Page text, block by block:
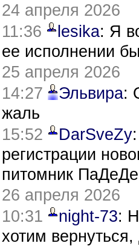
24 апреля 2026
11:36
lesika: Я
ее исполнении
25 апреля 2026
14:27
Эльвира:
жаль
15:52
DarSveZy
регистрации
питомник
26 апреля 2026
10:31
night-73:
хотим